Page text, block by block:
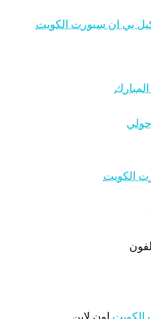
بي ان سبورت الكويت
الكويت
الكويت اون لاين